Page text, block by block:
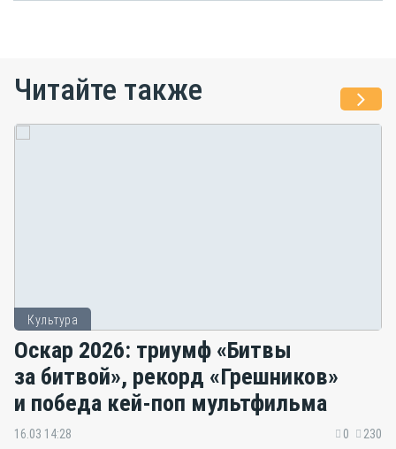
Читайте также
Культура
Оскар 2026: триумф «Битвы
за битвой», рекорд «Грешников»
и победа кей-поп мультфильма
16.03 14:28 0 230